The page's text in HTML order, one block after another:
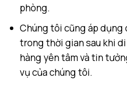
phòng.
Chúng tôi cũng áp dụng
trong thời gian sau khi
hàng yên tâm và tin
vụ của chúng tôi.